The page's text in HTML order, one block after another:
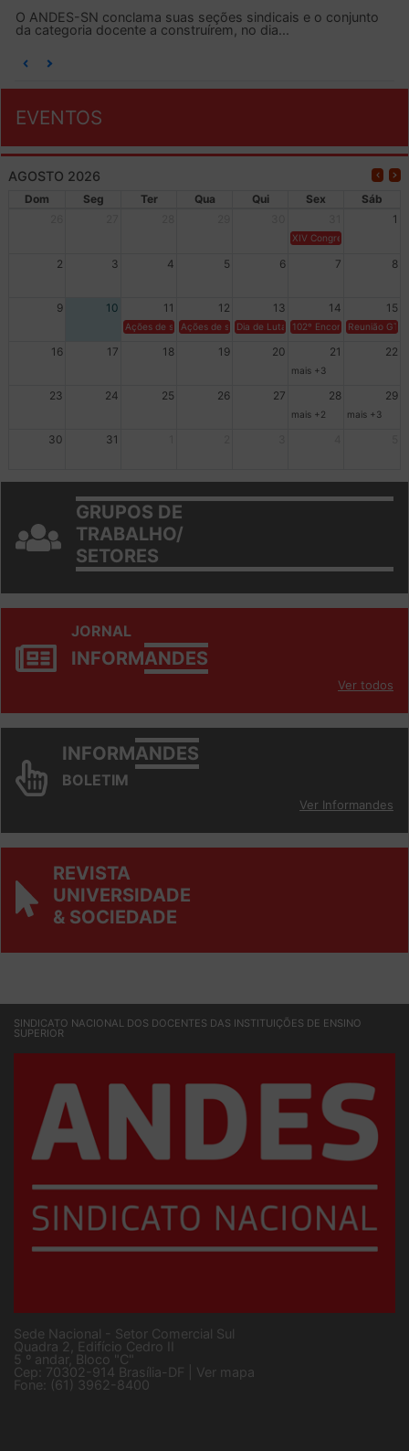
O ANDES-SN conclama suas seções sindicais e o conjunto
da categoria docente a construírem, no dia...
EVENTOS
AGOSTO 2026
Dom Seg Ter Qua Qui Sex
Sáb
1
XIV Congresso Brasileiro
2 3 4 5 6 7 8
9 10 11 12 13 14 15
Ações de solidariedade a Cuba no Rio Grande do Sul - 100
Ações de solidariedade a Cuba no Rio Grande do
Dia de Luta em Defesa de Cuba e da
102º Encontro da
Reunião
16 17 18 19 20 21 22
mais +3
23 24 25 26 27 28 29
mais +2 mais +3
30 31
GRUPOS DE
TRABALHO/
SETORES
JORNAL
INFORMANDES
Ver todos
INFORM ANDES
BOLETIM
Ver Informandes
REVISTA
UNIVERSIDADE
& SOCIEDADE
SINDICATO NACIONAL DOS DOCENTES DAS INSTITUIÇÕES DE ENSINO
SUPERIOR
Sede Nacional - Setor Comercial Sul
Quadra 2, Edifício Cedro II
5 º andar, Bloco "C"
Cep: 70302-914 Brasília-DF | Ver mapa
Fone: (61) 3962-8400